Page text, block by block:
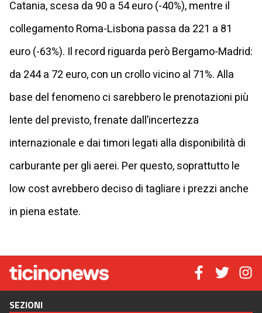
Catania, scesa da 90 a 54 euro (-40%), mentre il
collegamento Roma-Lisbona passa da 221 a 81
euro (-63%). Il record riguarda però Bergamo-Madrid:
da 244 a 72 euro, con un crollo vicino al 71%. Alla
base del fenomeno ci sarebbero le prenotazioni più
lente del previsto, frenate dall’incertezza
internazionale e dai timori legati alla disponibilità di
carburante per gli aerei. Per questo, soprattutto le
low cost avrebbero deciso di tagliare i prezzi anche
in piena estate.
SEZIONI